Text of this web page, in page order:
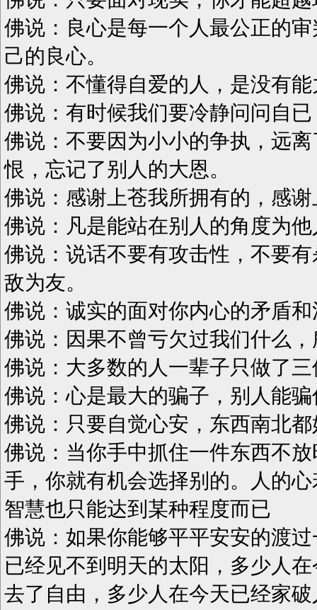
佛说：良心是每一个人最公正的
己的良心。
佛说：不懂得自爱的人，是没有
佛说：有时候我们要冷静问问自
佛说：不要因为小小的争执，远
恨，忘记了别人的大恩。
佛说：感谢上苍我所拥有的，感
佛说：凡是能站在别人的角度为
佛说：说话不要有攻击性，不要
敌为友。
佛说：诚实的面对你内心的矛盾
佛说：因果不曾亏欠过我们什么
佛说：大多数的人一辈子只做了
佛说：心是最大的骗子，别人能
佛说：只要自觉心安，东西南北
佛说：当你手中抓住一件东西不
手，你就有机会选择别的。人的
智慧也只能达到某种程度而已
佛说：如果你能够平平安安的渡
已经见不到明天的太阳，多少人
去了自由，多少人在今天已经家